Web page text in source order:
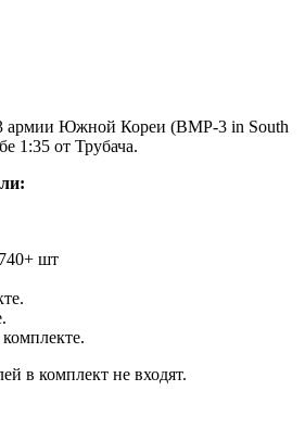
армии Южной Кореи (BMP-3 in South
1:35 от Трубача.
шт
в комплект не входят.